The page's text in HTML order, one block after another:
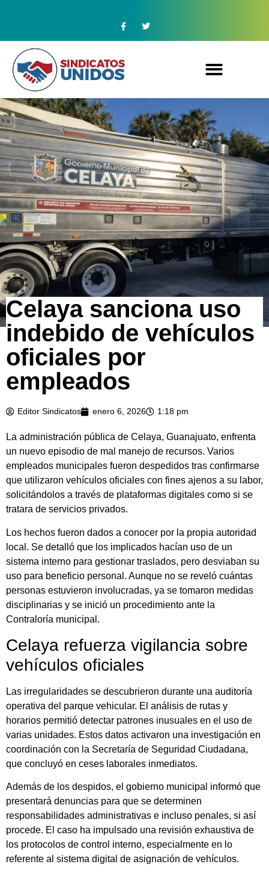
Celaya sanciona uso
indebido de vehículos
oficiales por
empleados
Editor Sindicatos enero 6, 2026 1:18 pm
La administración pública de Celaya, Guanajuato, enfrenta
un nuevo episodio de mal manejo de recursos. Varios
empleados municipales fueron despedidos tras confirmarse
que utilizaron vehículos oficiales con fines ajenos a su labor,
solicitándolos a través de plataformas digitales como si se
tratara de servicios privados.
Los hechos fueron dados a conocer por la propia autoridad
local. Se detalló que los implicados hacían uso de un
sistema interno para gestionar traslados, pero desviaban su
uso para beneficio personal. Aunque no se reveló cuántas
personas estuvieron involucradas, ya se tomaron medidas
disciplinarias y se inició un procedimiento ante la
Contraloría municipal.
Celaya refuerza vigilancia sobre
vehículos oficiales
Las irregularidades se descubrieron durante una auditoría
operativa del parque vehicular. El análisis de rutas y
horarios permitió detectar patrones inusuales en el uso de
varias unidades. Estos datos activaron una investigación en
coordinación con la Secretaría de Seguridad Ciudadana,
que concluyó en ceses laborales inmediatos.
Además de los despidos, el gobierno municipal informó que
presentará denuncias para que se determinen
responsabilidades administrativas e incluso penales, si así
procede. El caso ha impulsado una revisión exhaustiva de
los protocolos de control interno, especialmente en lo
referente al sistema digital de asignación de vehículos.